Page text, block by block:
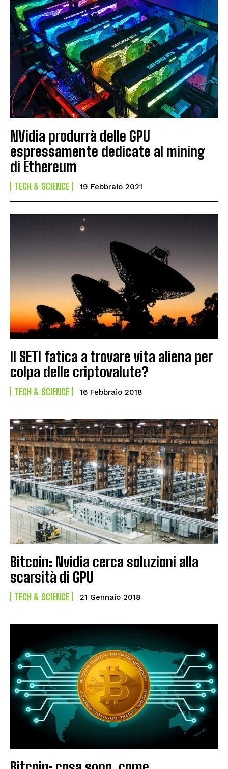
NVidia produrrà delle GPU
espressamente dedicate al mining
di Ethereum
TECH & SCIENCE 19 Febbraio 2021
Il SETI fatica a trovare vita aliena per
colpa delle criptovalute?
TECH & SCIENCE 16 Febbraio 2018
Bitcoin: Nvidia cerca soluzioni alla
scarsità di GPU
TECH & SCIENCE 21 Gennaio 2018